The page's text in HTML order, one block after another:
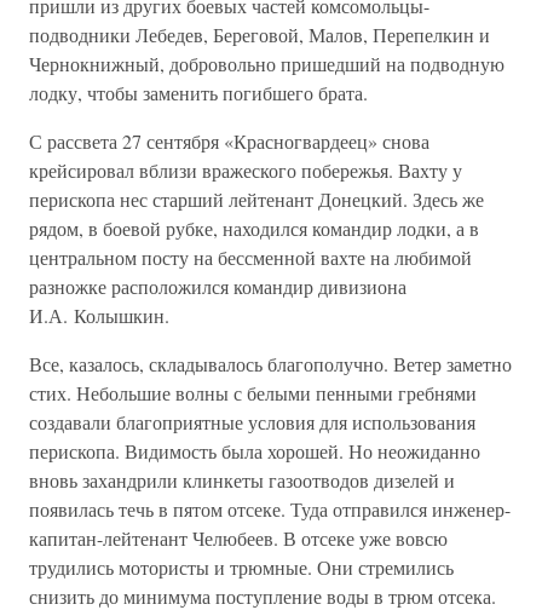
пришли из других боевых частей комсомольцы-
подводники Лебедев, Береговой, Малов, Перепелкин и
Чернокнижный, добровольно пришедший на подводную
лодку, чтобы заменить погибшего брата.
С рассвета 27 сентября «Красногвардеец» снова
крейсировал вблизи вражеского побережья. Вахту у
перископа нес старший лейтенант Донецкий. Здесь же
рядом, в боевой рубке, находился командир лодки, а в
центральном посту на бессменной вахте на любимой
разножке расположился командир дивизиона
И.А. Колышкин.
Все, казалось, складывалось благополучно. Ветер заметно
стих. Небольшие волны с белыми пенными гребнями
создавали благоприятные условия для использования
перископа. Видимость была хорошей. Но неожиданно
вновь захандрили клинкеты газоотводов дизелей и
появилась течь в пятом отсеке. Туда отправился инженер-
капитан-лейтенант Челюбеев. В отсеке уже вовсю
трудились мотористы и трюмные. Они стремились
снизить до минимума поступление воды в трюм отсека.